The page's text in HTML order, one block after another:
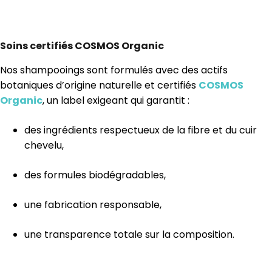
Soins certifiés COSMOS Organic
Nos shampooings sont formulés avec des actifs
botaniques d’origine naturelle et certifiés COSMOS
Organic, un label exigeant qui garantit :
des ingrédients respectueux de la fibre et du cuir
chevelu,
des formules biodégradables,
une fabrication responsable,
une transparence totale sur la composition.